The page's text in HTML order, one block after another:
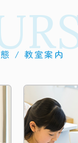
/ 教室案内